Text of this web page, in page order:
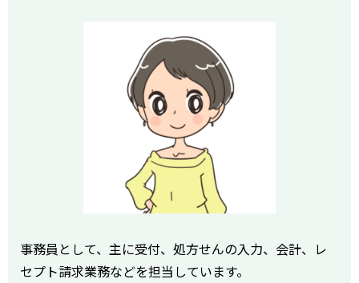
事務員として、主に受付、処方せんの入力、会計、レ
セプト請求業務などを担当しています。